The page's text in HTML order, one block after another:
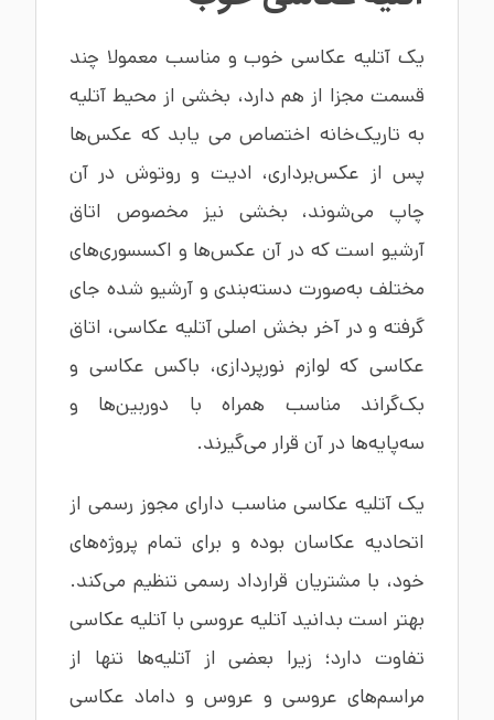
یک آتلیه عکاسی خوب و مناسب معمولا چند
قسمت مجزا از هم دارد، بخشی از محیط آتلیه
به تاریک‌خانه اختصاص می یابد که عکس‌ها
پس از عکس‌برداری، ادیت و روتوش در آن
چاپ می‌شوند، بخشی نیز مخصوص اتاق
آرشیو است که در آن عکس‌ها و اکسسوری‌های
مختلف به‌صورت دسته‌بندی و آرشیو شده جای
گرفته و در آخر بخش اصلی آتلیه عکاسی، اتاق
عکاسی که لوازم نورپردازی، باکس عکاسی و
بک‌گراند مناسب همراه با دوربین‌ها و
سه‌پایه‌ها در آن قرار می‌گیرند.
یک آتلیه عکاسی مناسب دارای مجوز رسمی از
اتحادیه عکاسان بوده و برای تمام پروژه‌های
خود، با مشتریان قرارداد رسمی تنظیم می‌کند.
بهتر است بدانید آتلیه عروسی با آتلیه عکاسی
تفاوت دارد؛ زیرا بعضی از آتلیه‌ها تنها از
مراسم‌های عروسی و عروس و داماد عکاسی